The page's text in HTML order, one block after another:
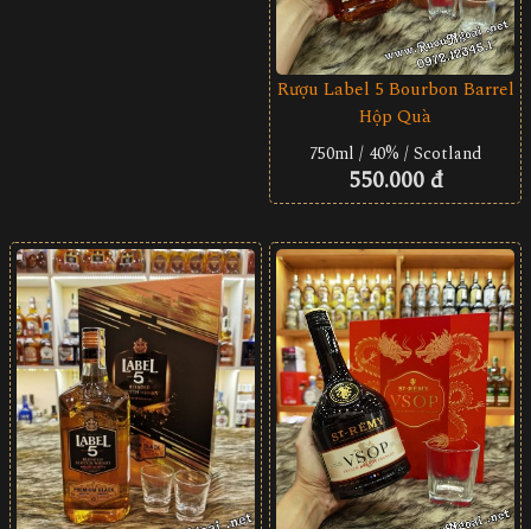
Rượu Label 5 Bourbon Barrel
Hộp Quà
750ml / 40% / Scotland
550.000 đ